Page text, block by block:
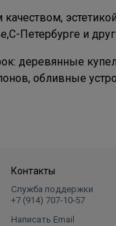
Петербурге и
деревянные
обливные
Контакты
Служба поддержки
+7 (914) 707‑10‑57
Написать Email